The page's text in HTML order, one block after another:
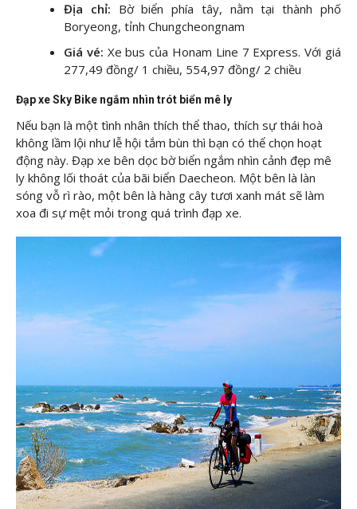
Địa chỉ: Bờ biển phía tây, nằm tại thành phố
Boryeong, tỉnh Chungcheongnam
Giá vé: Xe bus của Honam Line 7 Express. Với giá
277,49 đồng/ 1 chiều, 554,97 đồng/ 2 chiều
Đạp xe Sky Bike ngắm nhìn trót biển mê ly
Nếu bạn là một tình nhân thích thể thao, thích sự thái hoà
không lầm lội như lễ hội tắm bùn thì bạn có thể chọn hoạt
động này. Đạp xe bên dọc bờ biển ngắm nhìn cảnh đẹp mê
ly không lối thoát của bãi biển Daecheon. Một bên là làn
sóng vỗ rì rào, một bên là hàng cây tươi xanh mát sẽ làm
xoa đi sự mệt mỏi trong quá trình đạp xe.